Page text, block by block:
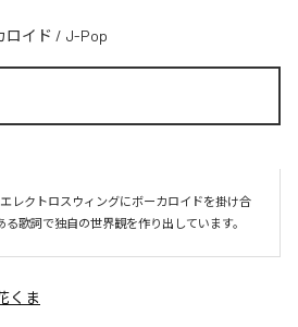
ロイド / J-Pop
レクトロスウィングにボーカロイドを掛け合
歌詞で独自の世界観を作り出しています。
くま